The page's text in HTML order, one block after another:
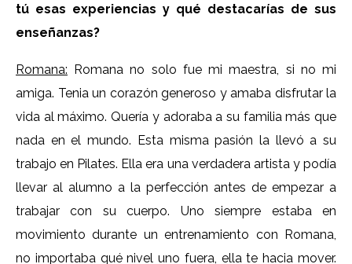
tú esas experiencias y qué destacarías de sus
enseñanzas?
Romana: Romana no solo fue mi maestra, si no mi
amiga. Tenia un corazón generoso y amaba disfrutar la
vida al máximo. Quería y adoraba a su familia más que
nada en el mundo. Esta misma pasión la llevó a su
trabajo en Pilates. Ella era una verdadera artista y podía
llevar al alumno a la perfección antes de empezar a
trabajar con su cuerpo. Uno siempre estaba en
movimiento durante un entrenamiento con Romana,
no importaba qué nivel uno fuera, ella te hacia mover.